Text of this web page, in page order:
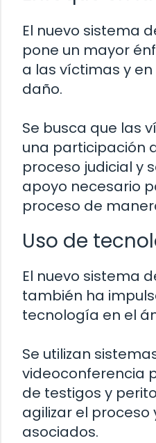
El nuevo sistema
pone un mayor
a las víctimas y
daño.
Se busca que las
una participación
proceso judicial y
apoyo necesario
proceso de
Uso de
El nuevo sistema
también ha
tecnología en el
Se utilizan
videoconferencia
de testigos y
agilizar el proceso
asociados.